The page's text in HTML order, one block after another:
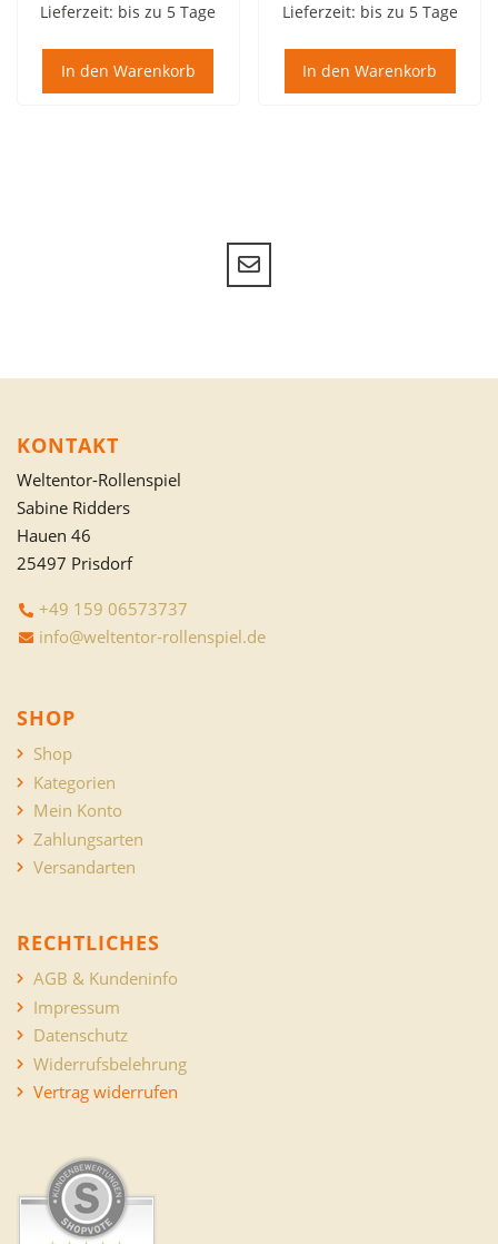
Lieferzeit: bis zu 5 Tage
In den Warenkorb
Lieferzeit: bis zu 5 Tage
In den Warenkorb
KONTAKT
Weltentor-Rollenspiel
Sabine Ridders
Hauen 46
25497 Prisdorf
+49 159 06573737
info@weltentor-rollenspiel.de
SHOP
Shop
Kategorien
Mein Konto
Zahlungsarten
Versandarten
RECHTLICHES
AGB & Kundeninfo
Impressum
Datenschutz
Widerrufsbelehrung
Vertrag widerrufen